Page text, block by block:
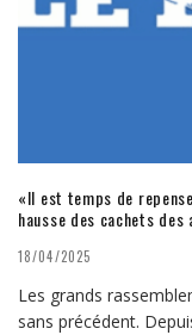
«Il est temps de
hausse des cachets
18/04/2025
Les grands
sans précédent.